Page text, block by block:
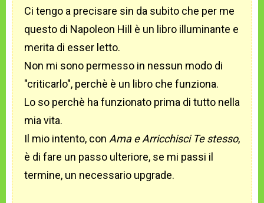
Ci tengo a precisare sin da subito che per me
questo di Napoleon Hill è un libro illuminante e
merita di esser letto.
Non mi sono permesso in nessun modo di
"criticarlo", perchè è un libro che funziona.
Lo so perchè ha funzionato prima di tutto nella
mia vita.
Il mio intento, con Ama e Arricchisci Te stesso,
è di fare un passo ulteriore, se mi passi il
termine, un necessario upgrade.